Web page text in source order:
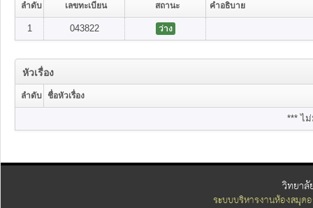
ลำดับ เลขทะเบียน สถานะ คำอธิบาย
1 043822 ว่าง
หัวเรื่อง
ลำดับ ชื่อหัวเรื่อง
*** ไ
วิทยาลั
ระบบบริหารงานห้องสมุด